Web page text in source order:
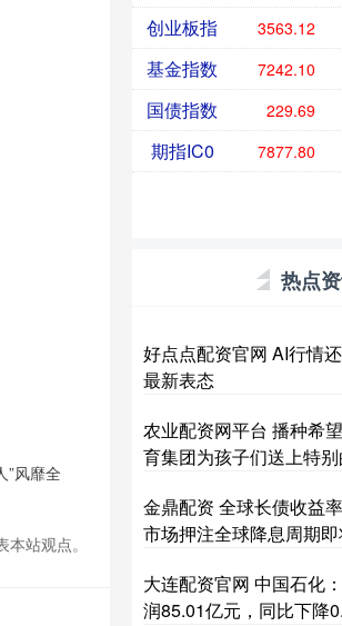
”风靡全
站观点。
创业板指 3563.12
基金指数 7242.10
国债指数 229.69
期指IC0 7877.80
热点
好点点配资官网 AI行情
最新表态
农业配资网平台 播种希
育集团为孩子们送上特
金鼎配资 全球长债收益
市场押注全球降息周期
大连配资官网 中国石化
润85.01亿元，同比下降